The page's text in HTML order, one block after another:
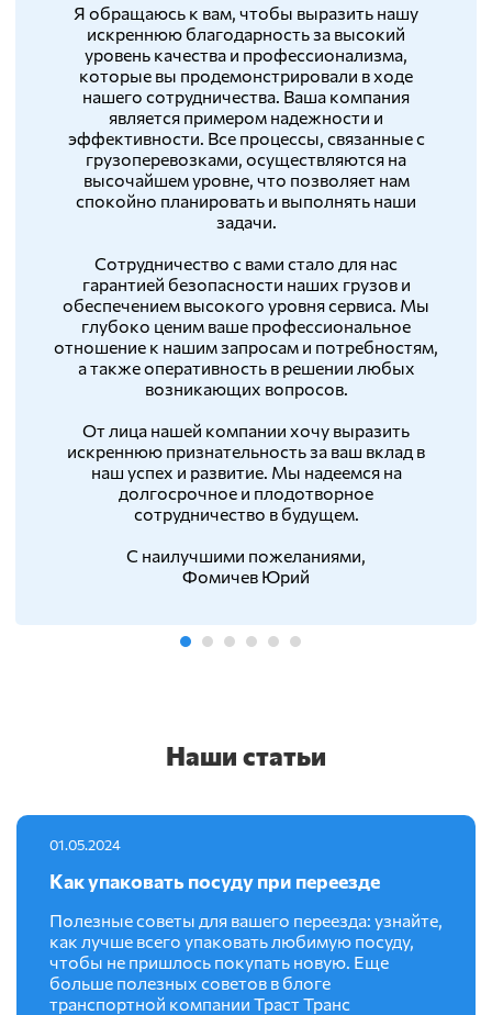
Я обращаюсь к вам, чтобы выразить нашу
искреннюю благодарность за высокий
уровень качества и профессионализма,
которые вы продемонстрировали в ходе
нашего сотрудничества. Ваша компания
является примером надежности и
эффективности. Все процессы, связанные с
грузоперевозками, осуществляются на
высочайшем уровне, что позволяет нам
спокойно планировать и выполнять наши
задачи.
Сотрудничество с вами стало для нас
гарантией безопасности наших грузов и
обеспечением высокого уровня сервиса. Мы
глубоко ценим ваше профессиональное
отношение к нашим запросам и потребностям,
а также оперативность в решении любых
возникающих вопросов.
От лица нашей компании хочу выразить
искреннюю признательность за ваш вклад в
наш успех и развитие. Мы надеемся на
долгосрочное и плодотворное
сотрудничество в будущем.
С наилучшими пожеланиями,
Фомичев Юрий
Наши статьи
01.05.2024
Как упаковать посуду при переезде
Полезные советы для вашего переезда: узнайте,
как лучше всего упаковать любимую посуду,
чтобы не пришлось покупать новую. Еще
больше полезных советов в блоге
транспортной компании Траст Транс